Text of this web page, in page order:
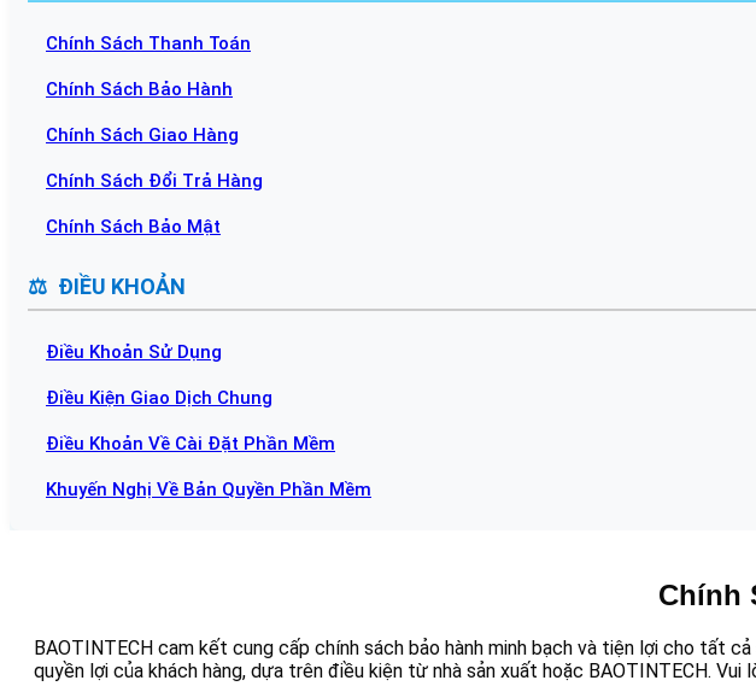
Chính Sách Thanh Toán
Chính Sách Bảo Hành
Chính Sách Giao Hàng
Chính Sách Đổi Trả Hàng
Chính Sách Bảo Mật
ĐIỀU KHOẢN
Điều Khoản Sử Dụng
Điều Kiện Giao Dịch Chung
Điều Khoản Về Cài Đặt Phần Mềm
Khuyến Nghị Về Bản Quyền Phần Mềm
Chính
BAOTINTECH cam kết cung cấp chính sách bảo hành minh bạch và tiện lợi cho tất
quyền lợi của khách hàng, dựa trên điều kiện từ nhà sản xuất hoặc BAOTINTECH.